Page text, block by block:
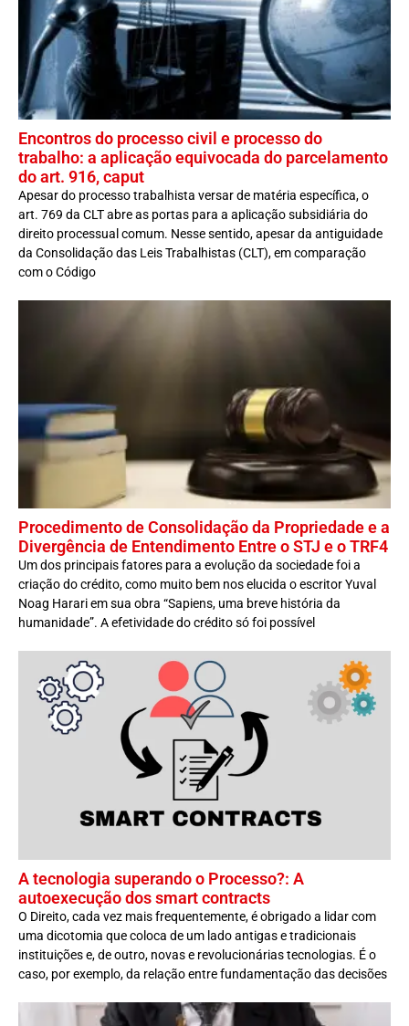
Encontros do processo civil e processo do
trabalho: a aplicação equivocada do parcelamento
do art. 916, caput
Apesar do processo trabalhista versar de matéria específica, o
art. 769 da CLT abre as portas para a aplicação subsidiária do
direito processual comum. Nesse sentido, apesar da antiguidade
da Consolidação das Leis Trabalhistas (CLT), em comparação
com o Código
Procedimento de Consolidação da Propriedade e a
Divergência de Entendimento Entre o STJ e o TRF4
Um dos principais fatores para a evolução da sociedade foi a
criação do crédito, como muito bem nos elucida o escritor Yuval
Noag Harari em sua obra “Sapiens, uma breve história da
humanidade”. A efetividade do crédito só foi possível
A tecnologia superando o Processo?: A
autoexecução dos smart contracts
O Direito, cada vez mais frequentemente, é obrigado a lidar com
uma dicotomia que coloca de um lado antigas e tradicionais
instituições e, de outro, novas e revolucionárias tecnologias. É o
caso, por exemplo, da relação entre fundamentação das decisões